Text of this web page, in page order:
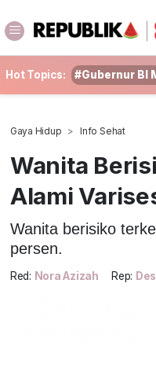
Hot Topics: #Gubernur BI
Gaya Hidup Info Sehat
Wanita
Alami
Wanita berisiko
persen.
Red: Nora Azizah Rep: